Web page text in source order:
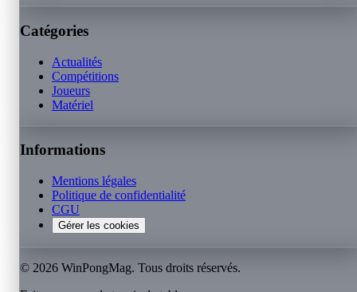
Catégories
Actualités
Compétitions
Joueurs
Matériel
Informations
Mentions légales
Politique de confidentialité
CGU
Gérer les cookies
© 2026 WinPongMag. Tous droits réservés.